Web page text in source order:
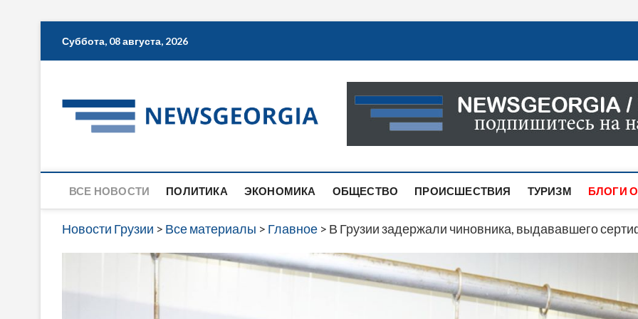
Суббота, 08 августа, 2026
Новости Грузии
САМАЯ АКТУАЛЬНАЯ ИНФОРМАЦИЯ О СОБЫТИЯХ
САЙТЕ ВЫ НАЙДЕТЕ НОВОСТИ ПОЛИТИКИ,
ВСЕ НОВОСТИ ПОЛИТИКА ЭКОНОМИКА ОБЩЕСТВО ПРОИСШЕСТВИЯ ТУРИЗМ БЛОГИ
Новости Грузии > Все материалы > Главное > В Грузии задержали чиновника, выдававшего